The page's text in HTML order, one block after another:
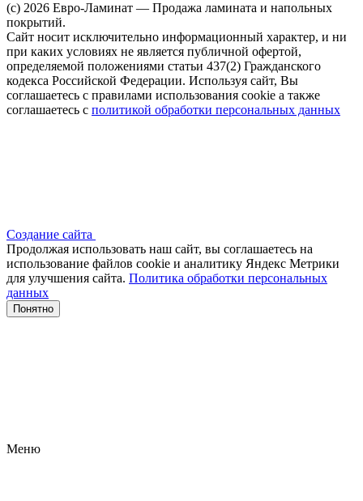
(c) 2026 Евро-Ламинат — Продажа ламината и напольных
покрытий.
Сайт носит исключительно информационный характер, и ни
при каких условиях не является публичной офертой,
определяемой положениями статьи 437(2) Гражданского
кодекса Российской Федерации. Используя сайт, Вы
соглашаетесь с правилами использования cookie а также
соглашаетесь с политикой обработки персональных данных
Создание сайта
Продолжая использовать наш сайт, вы соглашаетесь на
использование файлов сооkіе и аналитику Яндекс Метрики
для улучшения сайта. Политика обработки персональных
данных
Понятно
Меню